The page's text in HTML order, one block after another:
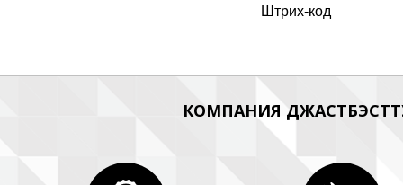
Штрих-код
КОМПАНИЯ